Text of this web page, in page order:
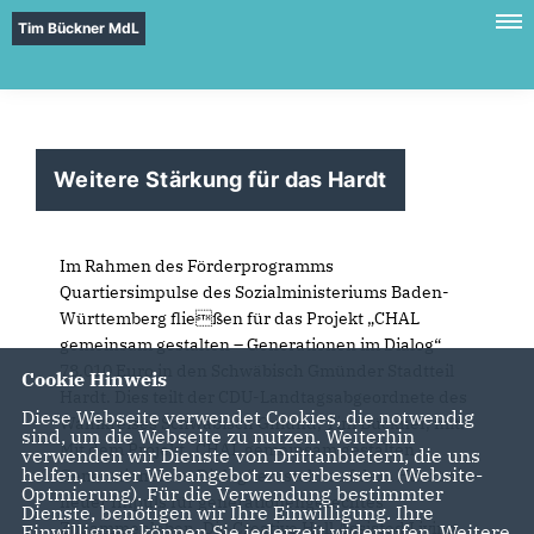
Tim Bückner MdL
Weitere Stärkung für das Hardt
Im Rahmen des Förderprogramms
Quartiersimpulse des Sozialministeriums Baden-
Württemberg fließen für das Projekt „CHAL
gemeinsam gestalten – Generationen im Dialog“
78.010 Euro in den Schwäbisch Gmünder Stadtteil
Wahlkreises Schwäbisch Gmünd, Tim Bückner, mit.
Mit dem Projekt „CHAL gemeinsam gestalten -
Generationen im Dialog“ entsteht auf dem Hardt ein
neuer Impuls für generationengerechtes
Zusammenleben. Die Creative Hall Assisted Living
Cookie Hinweis
Diese Webseite verwendet Cookies, die notwendig
sind, um die Webseite zu nutzen. Weiterhin
verwenden wir Dienste von Drittanbietern, die uns
helfen, unser Webangebot zu verbessern (Website-
Optmierung). Für die Verwendung bestimmter
Dienste, benötigen wir Ihre Einwilligung. Ihre